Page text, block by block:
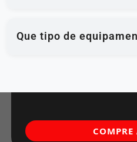
Que tipo de
COMPRE